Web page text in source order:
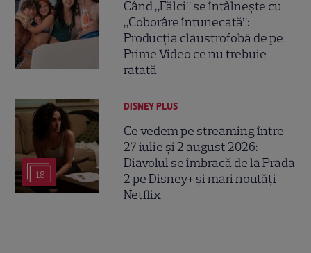
Când „Fălci” se întâlnește cu
„Coborâre întunecată”:
Producția claustrofobă de pe
Prime Video ce nu trebuie
ratată
18
DISNEY PLUS
Ce vedem pe streaming între
27 iulie și 2 august 2026:
Diavolul se îmbracă de la Prada
2 pe Disney+ și mari noutăți
Netflix